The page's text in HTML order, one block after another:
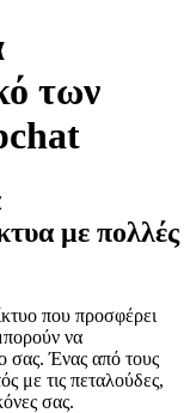
των
με πολλές
που προσφέρει
να
σας. Ένας από τους
με τις πεταλούδες,
σας.